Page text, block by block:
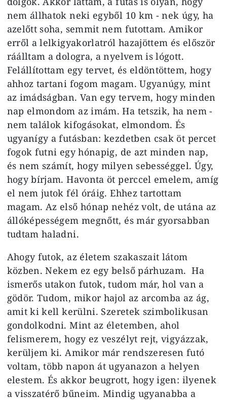
nem állhatok neki egyből 10 km - nek úgy, ha
azelőtt soha, semmit nem futottam. Amikor
erről a lelkigyakorlatról hazajöttem és először
ráálltam a dologra, a nyelvem is lógott.
Felállítottam egy tervet, és eldöntöttem, hogy
ahhoz tartani fogom magam. Ugyanúgy, mint
az imádságban. Van egy tervem, hogy minden
nap elmondom az imám. Ha tetszik, ha nem -
nem találok kifogásokat, elmondom. És
ugyanígy a futásban: kezdetben csak öt percet
fogok futni egy hónapig, de azt minden nap,
és nem számít, hogy milyen sebességgel. Úgy,
hogy bírjam. Havonta öt perccel emelem, amíg
el nem jutok fél óráig. Ehhez tartottam
magam. Az első hónap nehéz volt, de utána az
állóképességem megnőtt, és már gyorsabban
tudtam haladni.
Ahogy futok, az életem szakaszait látom
közben. Nekem ez egy belső párhuzam. Ha
ismerős utakon futok, tudom már, hol van a
gödör. Tudom, mikor hajol az arcomba az ág,
amit ki kell kerülni. Szeretek szimbolikusan
gondolkodni. Mint az életemben, ahol
felismerem, hogy ez veszélyt rejt, vigyázzak,
kerüljem ki. Amikor már rendszeresen futó
voltam, több napon át ugyanazon a helyen
elestem. És akkor beugrott, hogy igen: ilyenek
a visszatérő bűneim. Mindig ugyanabba a